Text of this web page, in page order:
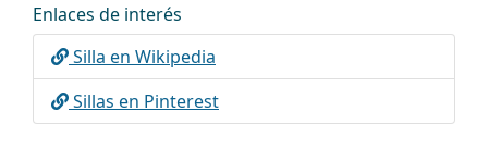
Enlaces de interés
Silla en Wikipedia
Sillas en Pinterest